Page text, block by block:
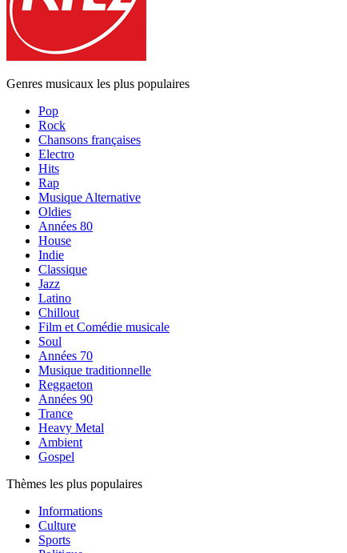
Genres musicaux les plus populaires
Pop
Rock
Chansons françaises
Electro
Hits
Rap
Musique Alternative
Oldies
Années 80
House
Indie
Classique
Jazz
Latino
Chillout
Film et Comédie musicale
Soul
Années 70
Musique traditionnelle
Reggaeton
Années 90
Trance
Heavy Metal
Ambient
Gospel
Thèmes les plus populaires
Informations
Culture
Sports